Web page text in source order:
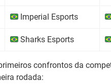
Imperial Esports
Sharks Esports
confrontos da
rodada: